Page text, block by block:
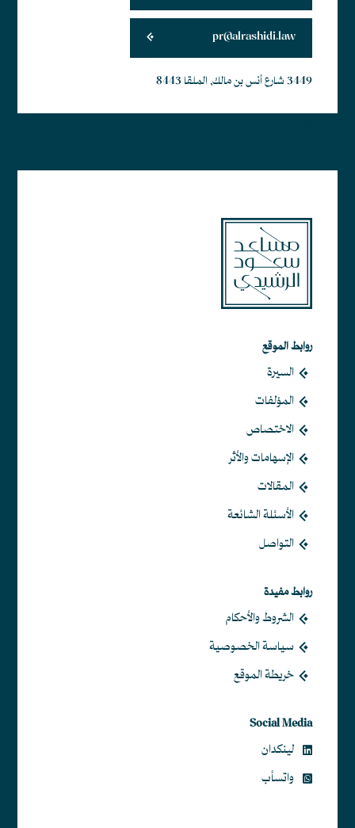
pr@alrashidi.law
3449 شارع أنس بن مالك, الملقا 8443
روابط الموقع
السيرة
المؤلفات
الاختصاص
الإسهامات والأثر
المقالات
الأسئلة الشائعة
التواصل
روابط مفيدة
الشروط والأحكام
سياسة الخصوصية
خريطة الموقع
Social Media
لينكدان
واتسأب